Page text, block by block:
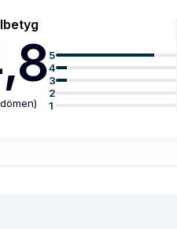
)
5
4
3
2
1